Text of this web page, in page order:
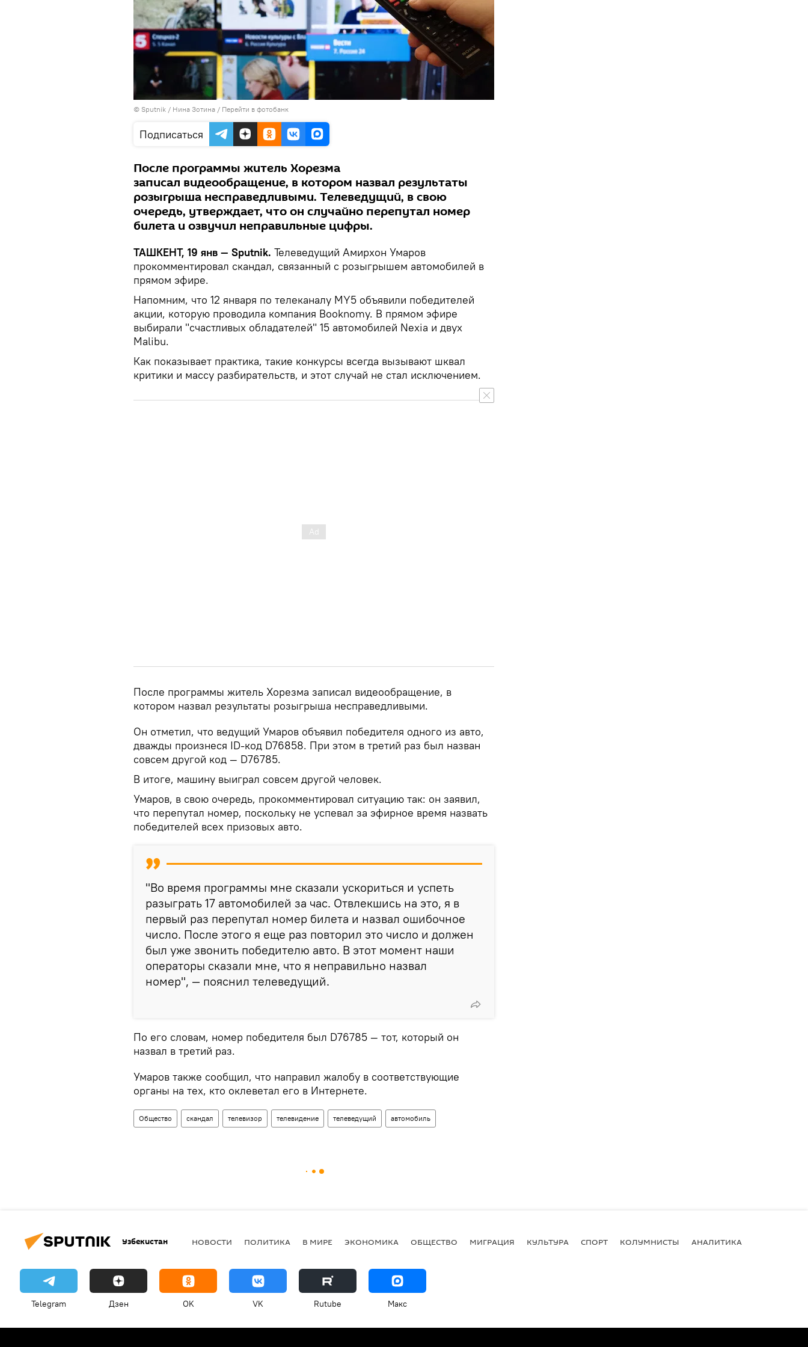
© Sputnik / Нина Зотина / Перейти в фотобанк
Подписаться
После программы житель Хорезма
записал видеообращение, в котором назвал результаты
розыгрыша несправедливыми. Телеведущий, в свою
очередь, утверждает, что он случайно перепутал номер
билета и озвучил неправильные цифры.
ТАШКЕНТ, 19 янв — Sputnik. Телеведущий Амирхон Умаров
прокомментировал скандал, связанный с розыгрышем автомобилей в
прямом эфире.
Напомним, что 12 января по телеканалу MY5 объявили победителей
акции, которую проводила компания Booknomy. В прямом эфире
выбирали "счастливых обладателей" 15 автомобилей Nexia и двух
Malibu.
Как показывает практика, такие конкурсы всегда вызывают шквал
критики и массу разбирательств, и этот случай не стал исключением.
После программы житель Хорезма записал видеообращение, в
котором назвал результаты розыгрыша несправедливыми.
Он отметил, что ведущий Умаров объявил победителя одного из авто,
дважды произнеся ID-код D76858. При этом в третий раз был назван
совсем другой код — D76785.
В итоге, машину выиграл совсем другой человек.
Умаров, в свою очередь, прокомментировал ситуацию так: он заявил,
что перепутал номер, поскольку не успевал за эфирное время назвать
победителей всех призовых авто.
"Во время программы мне сказали ускориться и успеть
разыграть 17 автомобилей за час. Отвлекшись на это, я в
первый раз перепутал номер билета и назвал ошибочное
число. После этого я еще раз повторил это число и должен
был уже звонить победителю авто. В этот момент наши
операторы сказали мне, что я неправильно назвал
номер", — пояснил телеведущий.
По его словам, номер победителя был D76785 — тот, который он
назвал в третий раз.
Умаров также сообщил, что направил жалобу в соответствующие
органы на тех, кто оклеветал его в Интернете.
Общество скандал телевизор телевидение телеведущий автомобиль
Узбекистан НОВОСТИ ПОЛИТИКА В МИРЕ ЭКОНОМИКА ОБЩЕСТВО МИГРАЦИЯ КУЛЬТУРА СПОРТ КОЛУМНИСТЫ АНАЛИТИКА
Telegram Дзен OK VK Rutube Макс